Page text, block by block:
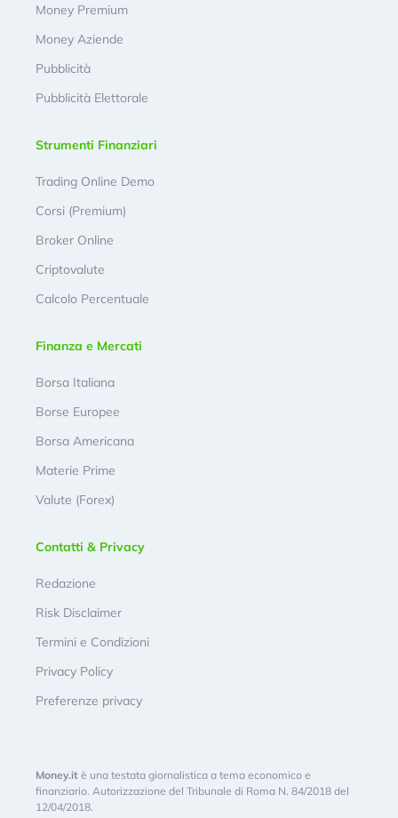
Money Premium
Money Aziende
Pubblicità
Pubblicità Elettorale
Strumenti Finanziari
Trading Online Demo
Corsi (Premium)
Broker Online
Criptovalute
Calcolo Percentuale
Finanza e Mercati
Borsa Italiana
Borse Europee
Borsa Americana
Materie Prime
Valute (Forex)
Contatti & Privacy
Redazione
Risk Disclaimer
Termini e Condizioni
Privacy Policy
Preferenze privacy
Money.it è una testata giornalistica a tema economico e
finanziario. Autorizzazione del Tribunale di Roma N. 84/2018 del
12/04/2018.